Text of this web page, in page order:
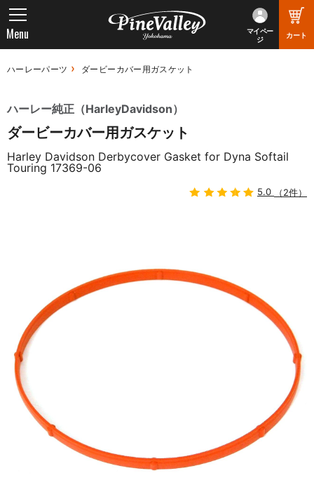
マイペー
ジ
カート
Menu
ハーレーパーツ ダービーカバー用ガスケット
ハーレー純正（HarleyDavidson）
ダービーカバー用ガスケット
Harley Davidson Derbycover Gasket for Dyna Softail
Touring 17369-06
5.0 （2件）